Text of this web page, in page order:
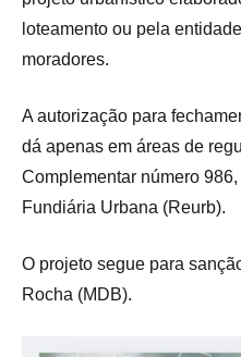
loteamento ou pela
moradores.
A autorização para
dá apenas em áreas de
Complementar número
Fundiária Urbana (Reurb).
O projeto segue para
Rocha (MDB).